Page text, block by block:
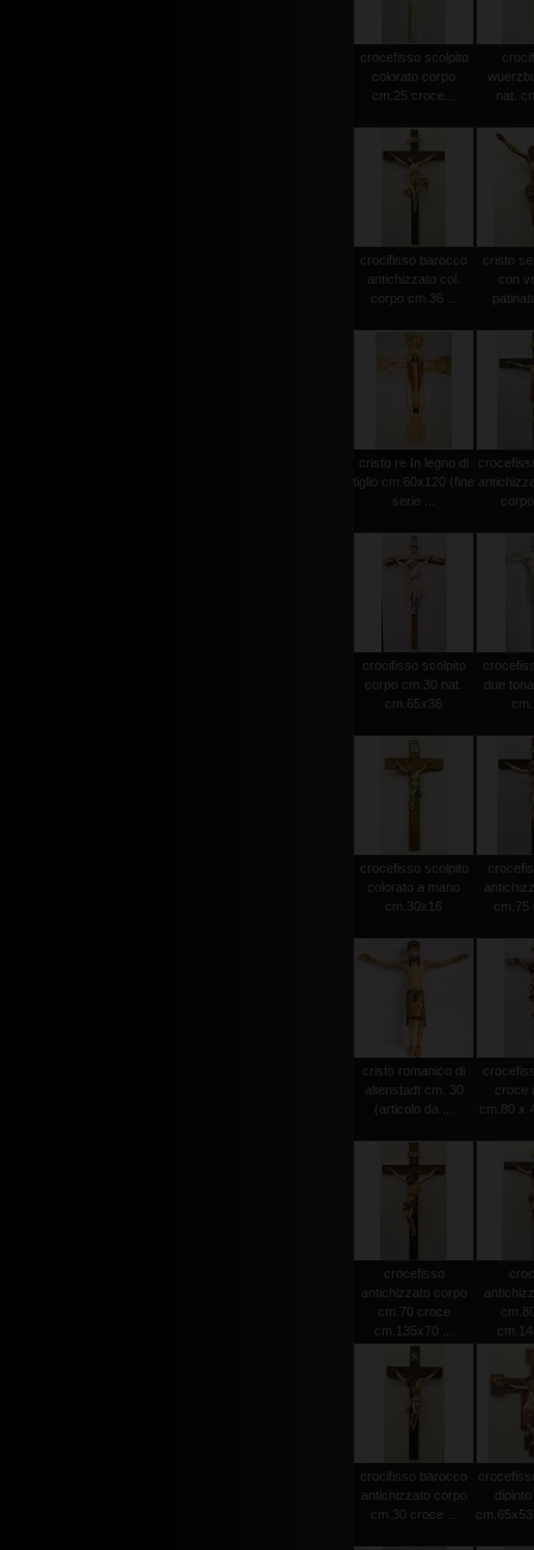
crocefisso scolpito
colorato corpo
cm.25 croce...
nat.
crocifisso barocco
antichizzato col.
corpo cm.36 ...
cristo
con
cristo re In legno di
tiglio cm.60x120 (fine
serie ...
crocifisso scolpito
corpo cm.30 nat.
cm.65x36
due
crocefisso scolpito
colorato a mano
cm.30x16
cm.75
cristo romanico di
altenstadt cm. 30
(articolo da ...
croce
cm.80 x
crocefisso
antichizzato corpo
cm.70 croce
cm.135x70 ...
crocifisso barocco
antichizzato corpo
cm.30 croce ...